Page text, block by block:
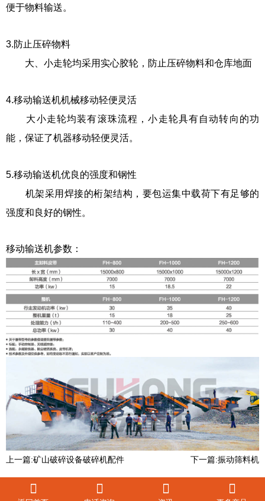
便于物料输送。
3.防止压碎物料
大、小走轮均采用实心胶轮，防止压碎物料和仓库地面
4.移动输送机机械移动轻便灵活
大小走轮均装有滚珠流程，小走轮具有自动转向的功
能，保证了机器移动轻便灵活。
5.移动输送机优良的强度和钢性
机架采用焊接的桁架结构，要包运集中载荷下有足够的
强度和良好的钢性。
移动输送机参数：
上一篇:矿山破碎设备破碎机配件 下一篇:振动筛料机